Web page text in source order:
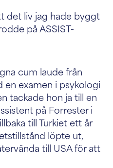
det liv jag hade byggt
på ASSIST-
cum laude från
examen i psykologi
tackade hon ja till en
på Forrester i
till Turkiet ett år
löpte ut,
till USA för att